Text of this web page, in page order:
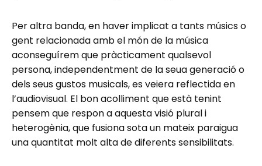
Per altra banda, en haver implicat a tants músics o
gent relacionada amb el món de la música
aconseguírem que pràcticament qualsevol
persona, independentment de la seua generació o
dels seus gustos musicals, es veiera reflectida en
l’audiovisual. El bon acolliment que està tenint
pensem que respon a aquesta visió plural i
heterogènia, que fusiona sota un mateix paraigua
una quantitat molt alta de diferents sensibilitats.